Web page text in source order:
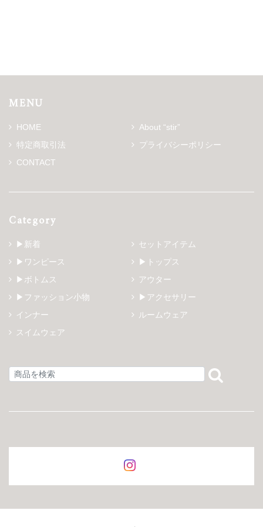
MENU
HOME
About “stir”
特定商取引法
プライバシーポリシー
CONTACT
Category
▶新着
セットアイテム
▶ワンピース
▶トップス
▶ボトムス
アウター
▶ファッション小物
▶アクセサリー
インナー
ルームウェア
スイムウェア